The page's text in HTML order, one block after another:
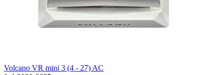
Volcano VR mini 3 (4 - 27) AC